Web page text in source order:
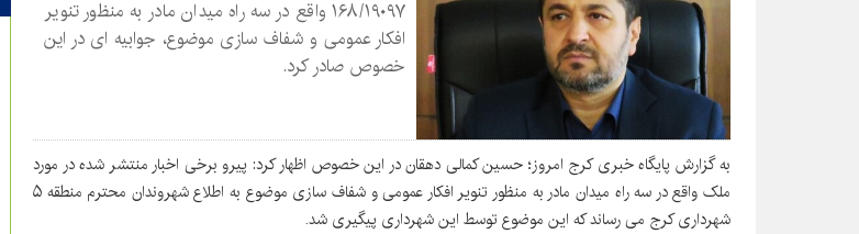
۱۶۸/۱۹۰۹۷ واقع در سه راه میدان مادر به منظور تنویر
افکار عمومی و شفاف سازی موضوع، جوابیه ای در این
خصوص صادر کرد.
به گزارش پایگاه خبری کرج امروز؛ حسین کمالی دهقان در این خصوص اظهار کرد: پیرو برخی اخبار منتشر شده در مورد
ملک واقع در سه راه میدان مادر به منظور تنویر افکار عمومی و شفاف سازی موضوع به اطلاع شهروندان محترم منطقه ۵
شهرداری کرج می رساند که این موضوع توسط این شهرداری پیگیری شد.